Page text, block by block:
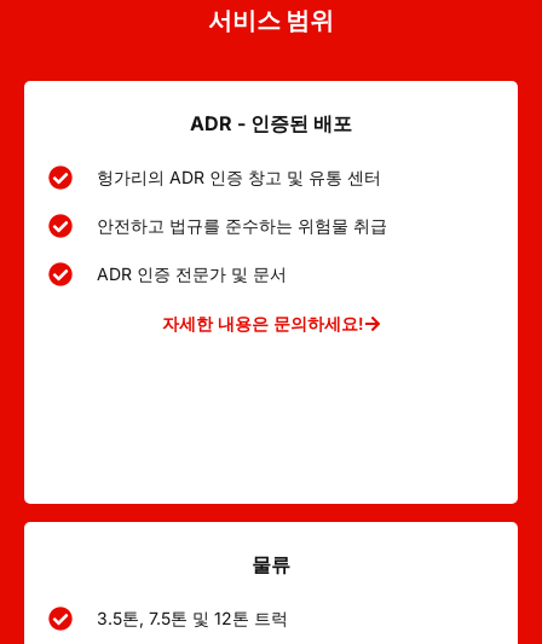
서비스 범위
ADR - 인증된 배포
헝가리의 ADR 인증 창고 및 유통 센터
안전하고 법규를 준수하는 위험물 취급
ADR 인증 전문가 및 문서
자세한 내용은 문의하세요!
물류
3.5톤, 7.5톤 및 12톤 트럭